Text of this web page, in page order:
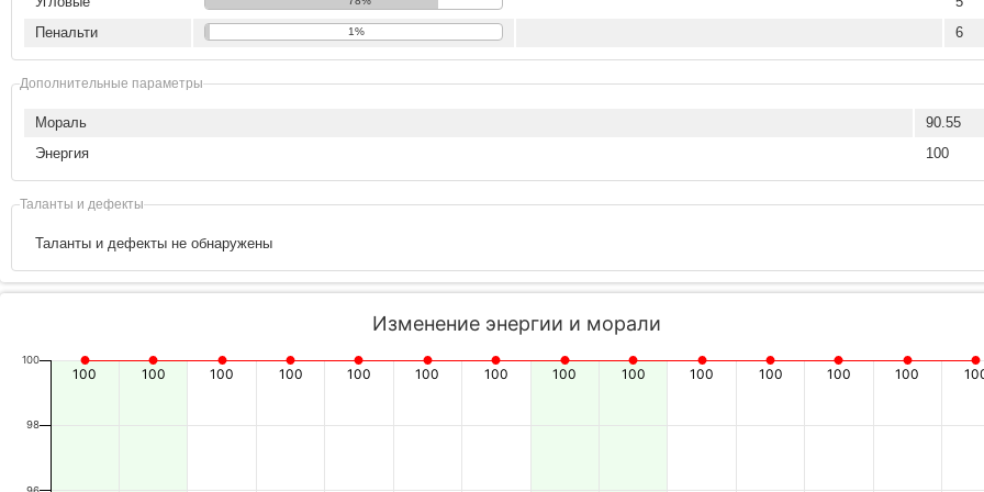
Пенальти
1% 6
Дополнительные параметры
Мораль
90.55
Энергия
100
Таланты и дефекты
Таланты и дефекты не обнаружены
Изменение энергии и морали
100 100 100 100 100 100 100 100 100 100 100 100 100
98
100